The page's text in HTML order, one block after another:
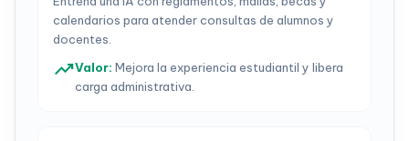
calendarios para atender consultas de alumnos y
docentes.
trending_upValor: Mejora la experiencia estudiantil y libera
carga administrativa.